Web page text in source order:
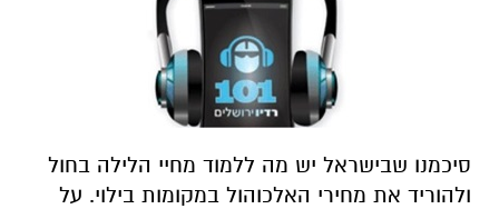
סיכמנו שבישראל יש מה ללמוד מחיי הלילה בחול
ולהוריד את מחירי האלכוהול במקומות בילוי. על